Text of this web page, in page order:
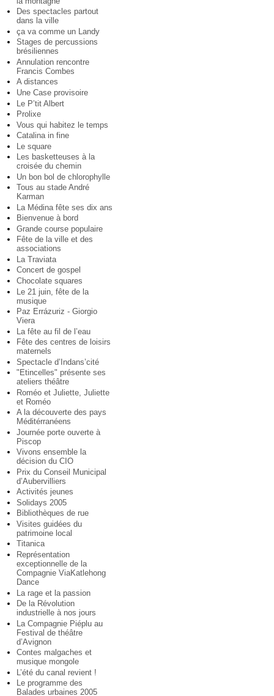
Des spectacles partout
dans la ville
ça va comme un Landy
Stages de percussions
brésiliennes
Annulation rencontre
Francis Combes
A distances
Une Case provisoire
Le P’tit Albert
Prolixe
Vous qui habitez le temps
Catalina in fine
Le square
Les basketteuses à la
croisée du chemin
Un bon bol de chlorophylle
Tous au stade André
Karman
La Médina fête ses dix ans
Bienvenue à bord
Grande course populaire
Fête de la ville et des
associations
La Traviata
Concert de gospel
Chocolate squares
Le 21 juin, fête de la
musique
Paz Errázuriz - Giorgio
Viera
La fête au fil de l’eau
Fête des centres de loisirs
maternels
Spectacle d’Indans’cité
"Etincelles" présente ses
ateliers théâtre
Roméo et Juliette, Juliette
et Roméo
A la découverte des pays
Méditérranéens
Journée porte ouverte à
Piscop
Vivons ensemble la
décision du CIO
Prix du Conseil Municipal
d’Aubervilliers
Activités jeunes
Solidays 2005
Bibliothèques de rue
Visites guidées du
patrimoine local
Titanica
Représentation
exceptionnelle de la
Compagnie ViaKatlehong
Dance
La rage et la passion
De la Révolution
industrielle à nos jours
La Compagnie Piéplu au
Festival de théâtre
d’Avignon
Contes malgaches et
musique mongole
L’été du canal revient !
Le programme des
Balades urbaines 2005